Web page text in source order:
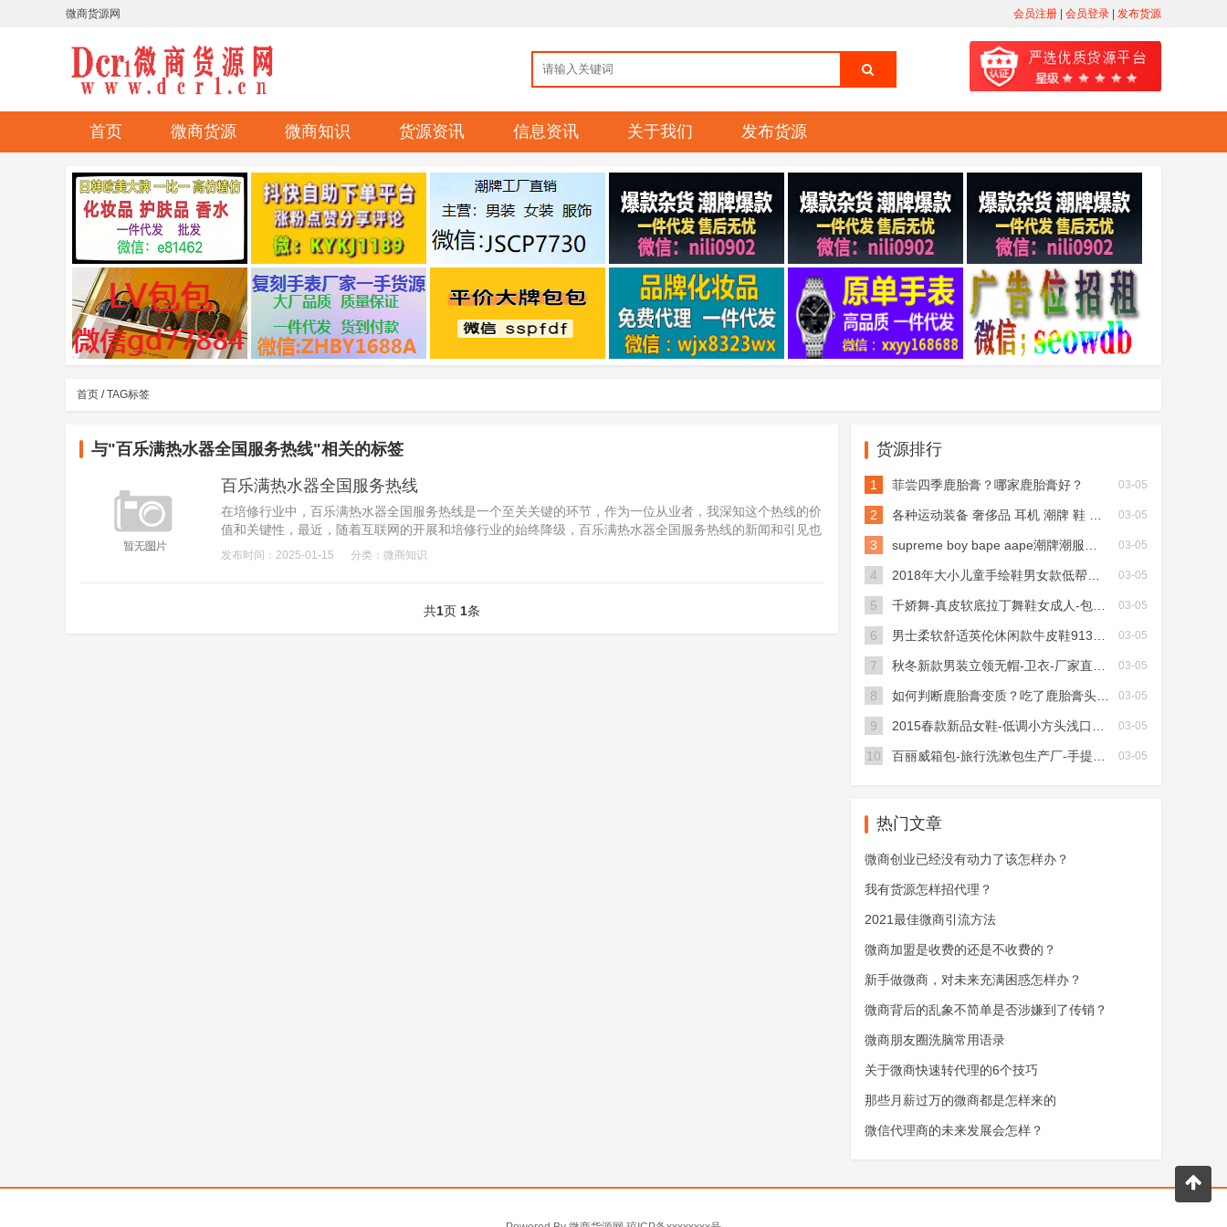
会员注册 会员登录 发布货源
微商货源网
首页 微商货源 微商知识 货源资讯 信息资讯 关于我们 发布货源
首页 /TAG标签
与"百乐满热水器全国服务热线"相关的标签
百乐满热水器全国服务热线
在培修行业中，百乐满热水器全国服务热线是一个至关关键的环节，作为一位从业者，我深知这个热线的价
值和关键性，最近，随着互联网的开展和培修行业的始终降级，百乐满热水器全国服务热线的新闻和引见也
在始终降级和提升，长虹电视售后培修官方首先，百乐满热水器全国服务热线的服务范畴宽泛，涵盖了全国
发布时间：2025-01-15 分类：微商知识
共1页 1条
货源排行
03-05
1 菲尝四季鹿胎膏？哪家鹿胎膏好？
03-05
2 各种运动装备 奢侈品 耳机 潮牌 鞋 包等应有尽有！
03-05
3 supreme boy bape aape潮牌潮服大牌服装
03-05
4 2018年大小儿童手绘鞋男女款低帮套脚帆布鞋一脚蹬硫化鞋运动
03-05
5 千娇舞-真皮软底拉丁舞鞋女成人-包头摩登舞鞋-中跟交谊舞跳舞
03-05
6 男士柔软舒适英伦休闲款牛皮鞋913X01
03-05
7 秋冬新款男装立领无帽-卫衣-厂家直销-外套韩版校园风运动卫衣
03-05
8 如何判断鹿胎膏变质？吃了鹿胎膏头晕？
03-05
9 2015春款新品女鞋-低调小方头浅口平跟单鞋-大码女鞋404
03-05
10 百丽威箱包-旅行洗漱包生产厂-手提洗漱包多少钱
热门文章
微商创业已经没有动力了该怎样办？
我有货源怎样招代理？
2021最佳微商引流方法
微商加盟是收费的还是不收费的？
新手做微商，对未来充满困惑怎样办？
微商背后的乱象不简单是否涉嫌到了传销？
微商朋友圈洗脑常用语录
关于微商快速转代理的6个技巧
那些月薪过万的微商都是怎样来的
微信代理商的未来发展会怎样？